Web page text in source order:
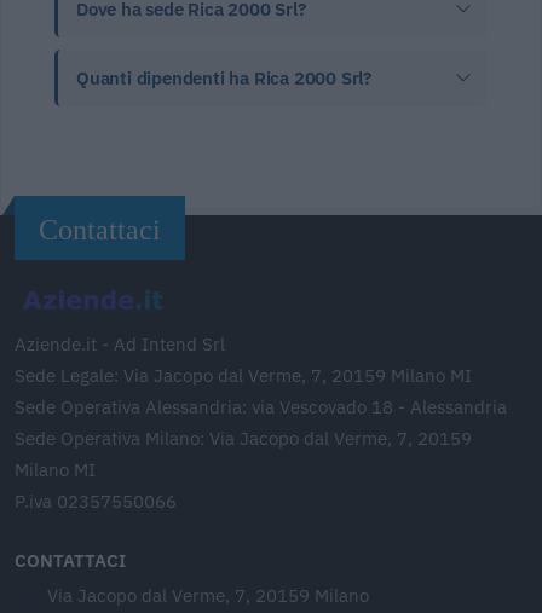
Dove ha sede Rica 2000 Srl?
Quanti dipendenti ha Rica 2000 Srl?
Contattaci
Aziende.it - Ad Intend Srl
Sede Legale: Via Jacopo dal Verme, 7, 20159 Milano MI
Sede Operativa Alessandria: via Vescovado 18 - Alessandria
Sede Operativa Milano: Via Jacopo dal Verme, 7, 20159
Milano MI
P.iva 02357550066
CONTATTACI
Via Jacopo dal Verme, 7, 20159 Milano